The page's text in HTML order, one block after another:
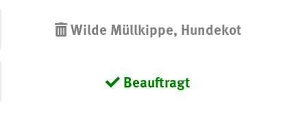
Wilde Müllkippe, Hundekot
Beauftragt